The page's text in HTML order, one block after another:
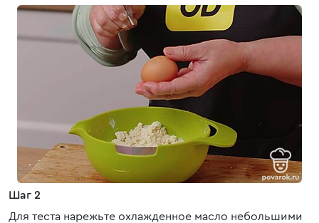
Шаг 2
Для теста нарежьте охлажденное масло небольшими